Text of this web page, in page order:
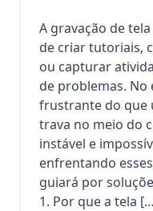
A gravação de
de criar tutoriais,
ou capturar
de problemas. No
frustrante do que
trava no meio do
instável e
enfrentando
guiará por
1. Por que a tela